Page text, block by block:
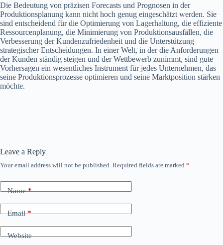
Die Bedeutung von präzisen Forecasts und Prognosen in der
Produktionsplanung kann nicht hoch genug eingeschätzt werden. Sie
sind entscheidend für die Optimierung von Lagerhaltung, die effiziente
Ressourcenplanung, die Minimierung von Produktionsausfällen, die
Verbesserung der Kundenzufriedenheit und die Unterstützung
strategischer Entscheidungen. In einer Welt, in der die Anforderungen
der Kunden ständig steigen und der Wettbewerb zunimmt, sind gute
Vorhersagen ein wesentliches Instrument für jedes Unternehmen, das
seine Produktionsprozesse optimieren und seine Marktposition stärken
möchte.
Leave a Reply
Your email address will not be published. Required fields are marked *
Name*
Email*
Website